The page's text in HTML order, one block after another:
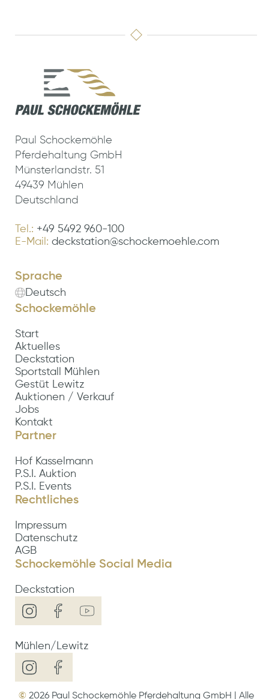
Paul Schockemöhle
Pferdehaltung GmbH
Münsterlandstr. 51
49439 Mühlen
Deutschland
Tel.: +49 5492 960-100
E-Mail: deckstation@schockemoehle.com
Sprache
Deutsch
Schockemöhle
Start
Aktuelles
Deckstation
Sportstall Mühlen
Gestüt Lewitz
Auktionen / Verkauf
Jobs
Kontakt
Partner
Hof Kasselmann
P.S.I. Auktion
P.S.I. Events
Rechtliches
Impressum
Datenschutz
AGB
Schockemöhle Social Media
Deckstation
Mühlen/Lewitz
© 2026Paul Schockemöhle Pferdehaltung GmbH | Alle